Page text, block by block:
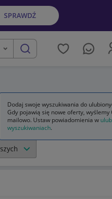
SPRAWDŹ
szukaj
Dodaj swoje wyszukiwania do
Gdy pojawią się nowe oferty, wyślemy
mailowo. Ustaw powiadomienia w
wyszukiwaniach.